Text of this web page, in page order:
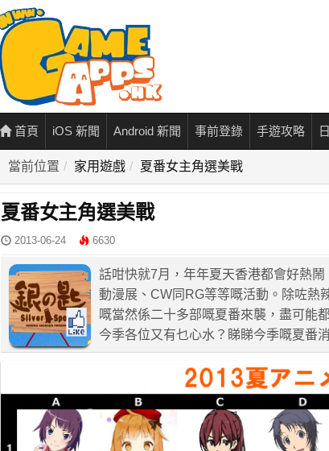
首頁 iOS 新聞 Android 新聞 事前登錄 手遊攻略
當前位置 家用遊戲 夏番女主角選美戰
夏番女主角選美戰
2013-06-24 6630
話咁快就7月，年年夏天香港都會好熱
動漫展、CW同RG等等嘅活動。除咗熱
嘅當然係二十多部嘅夏番來襲，盡可能
今季各位又有乜心水？睇睇今季嘅夏番消